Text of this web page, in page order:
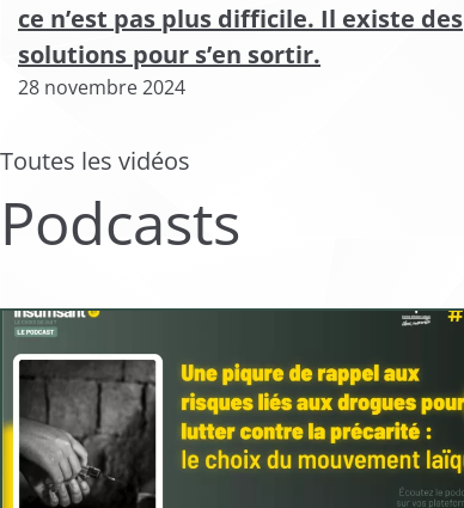
ce n’est pas plus difficile. Il existe des
solutions pour s’en sortir.
28 novembre 2024
Toutes les vidéos
Podcasts